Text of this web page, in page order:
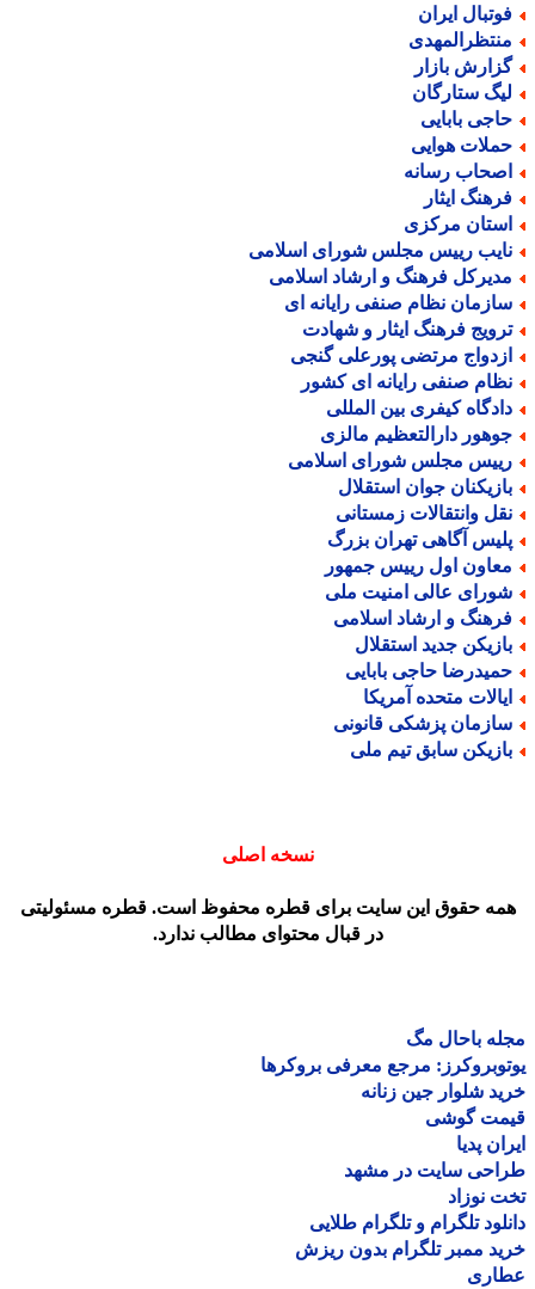
ایران
بازار
ستارگان
بابایی
هوایی
رسانه
ایثار
مرکزی
رییس مجلس شورای اسلامی
فرهنگ و ارشاد اسلامی
نظام صنفی رایانه ای
فرهنگ ایثار و شهادت
مرتضی پورعلی گنجی
صنفی رایانه ای کشور
کیفری بین المللی
دارالتعظیم مالزی
مجلس شورای اسلامی
جوان استقلال
وانتقالات زمستانی
آگاهی تهران بزرگ
اول رییس جمهور
عالی امنیت ملی
و ارشاد اسلامی
جدید استقلال
حاجی بابایی
متحده آمریکا
پزشکی قانونی
سابق تیم ملی
نسخه اصلی
حقوق این سایت برای قطره محفوظ است. قطره مسئولیتی
در قبال محتوای مطالب ندارد.
باحال مگ
مرجع معرفی بروکرها
شلوار جین زنانه
گوشی
پدیا
سایت در مشهد
نوزاد
تلگرام و تلگرام طلایی
ممبر تلگرام بدون ریزش